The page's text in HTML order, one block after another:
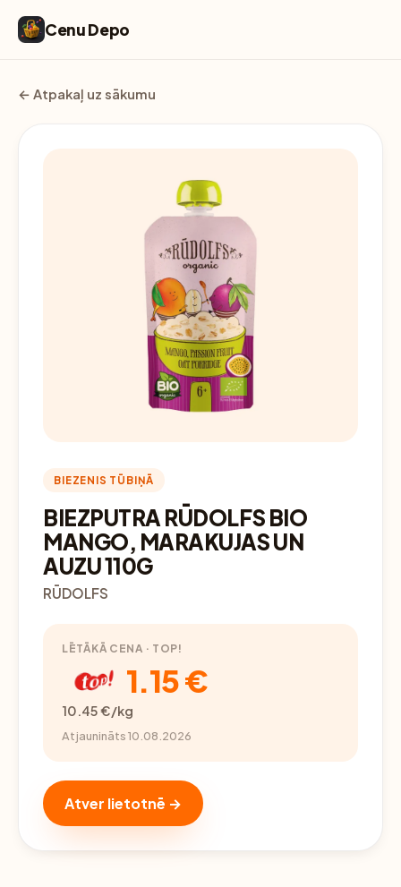
Cenu Depo
← Atpakaļ uz sākumu
BIEZENIS TŪBIŅĀ
BIEZPUTRA RŪDOLFS BIO
MANGO, MARAKUJAS UN
AUZU 110G
RŪDOLFS
LĒTĀKĀ CENA · TOP!
1.15 €
10.45 €/kg
Atjaunināts 10.08.2026
Atver lietotnē →